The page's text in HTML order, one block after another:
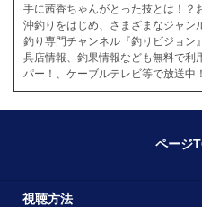
手に茜香ちゃんがとった技とは！？
沖釣りをはじめ、さまざまなジャン
釣り専門チャンネル『釣りビジョン
具店情報、釣果情報なども無料で利
パー！、ケーブルテレビ等で放送中！
ページ
視聴方法